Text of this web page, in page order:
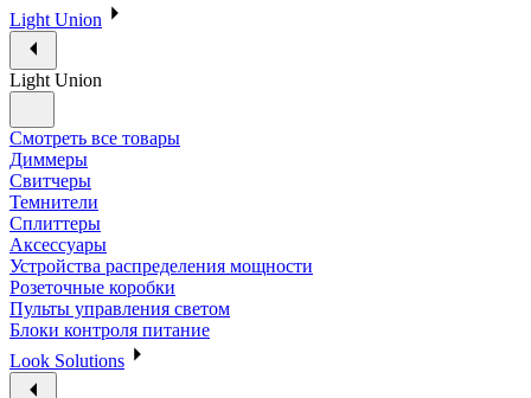
Light Union
Light Union
Смотреть все товары
Диммеры
Свитчеры
Темнители
Сплиттеры
Аксессуары
Устройства распределения мощности
Розеточные коробки
Пульты управления светом
Блоки контроля питание
Look Solutions